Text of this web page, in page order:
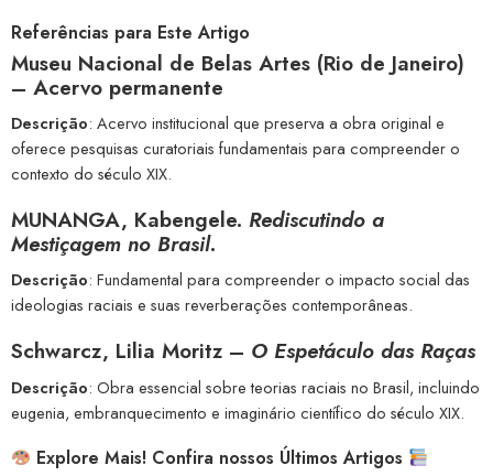
Referências para Este Artigo
Museu Nacional de Belas Artes (Rio de Janeiro)
– Acervo permanente
Descrição: Acervo institucional que preserva a obra original e
oferece pesquisas curatoriais fundamentais para compreender o
contexto do século XIX.
MUNANGA, Kabengele. Rediscutindo a
Mestiçagem no Brasil.
Descrição: Fundamental para compreender o impacto social das
ideologias raciais e suas reverberações contemporâneas.
Schwarcz, Lilia Moritz – O Espetáculo das Raças
Descrição: Obra essencial sobre teorias raciais no Brasil, incluindo
eugenia, embranquecimento e imaginário científico do século XIX.
Explore Mais! Confira nossos Últimos Artigos